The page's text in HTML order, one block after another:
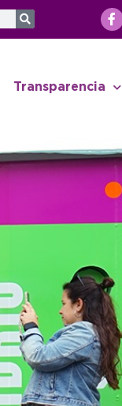
Transparencia